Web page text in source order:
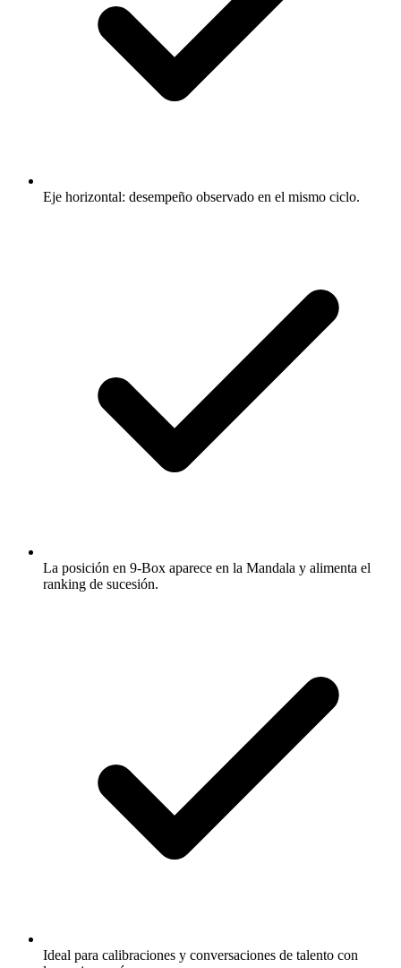
Eje horizontal: desempeño observado en el mismo ciclo.
La posición en 9-Box aparece en la Mandala y alimenta el
ranking de sucesión.
Ideal para calibraciones y conversaciones de talento con